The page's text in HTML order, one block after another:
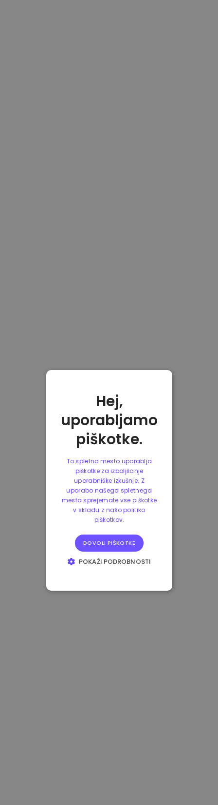
Hej,
uporabljamo
piškotke.
To spletno mesto uporablja
piškotke za izboljšanje
uporabniške izkušnje. Z
uporabo našega spletnega
mesta sprejemate vse piškotke
v skladu z našo politiko
piškotkov.
DOVOLI PIŠKOTKE
POKAŽI PODROBNOSTI